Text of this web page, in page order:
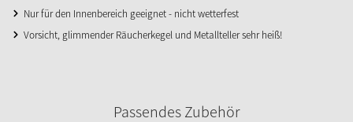
Nur für den Innenbereich geeignet - nicht wetterfest
Vorsicht, glimmender Räucherkegel und Metallteller sehr heiß!
Passendes Zubehör